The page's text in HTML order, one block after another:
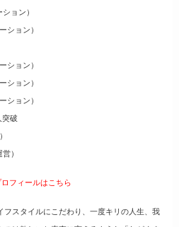
ョン）
ション）
ション）
ション）
ション）
突破
）
フィールはこちら
フスタイルにこだわり、一度キリの人生、我